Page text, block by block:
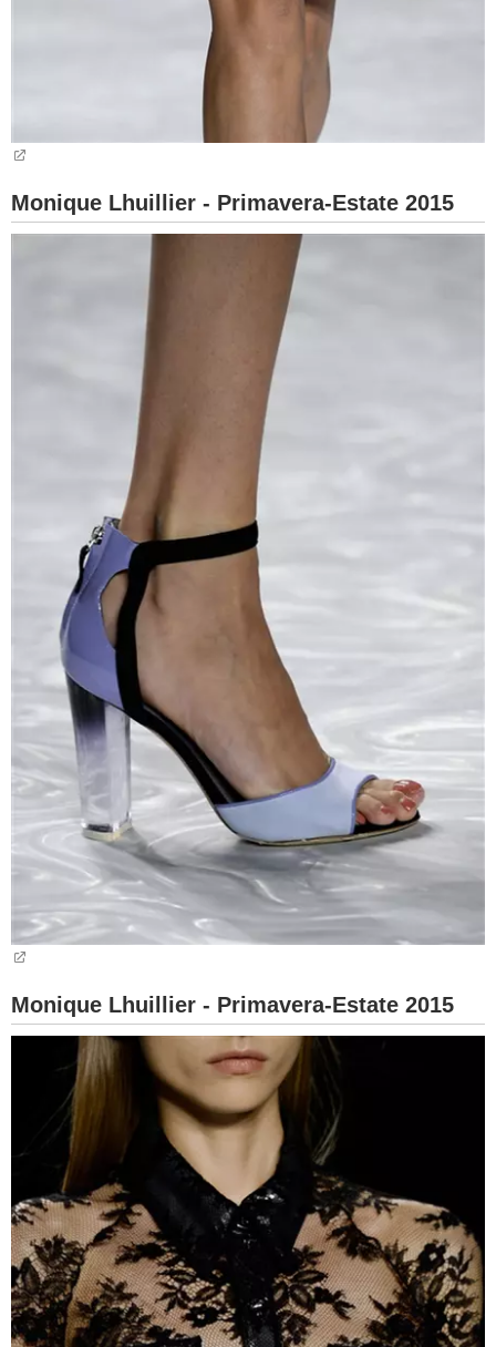
Monique Lhuillier - Primavera-Estate 2015
Monique Lhuillier - Primavera-Estate 2015